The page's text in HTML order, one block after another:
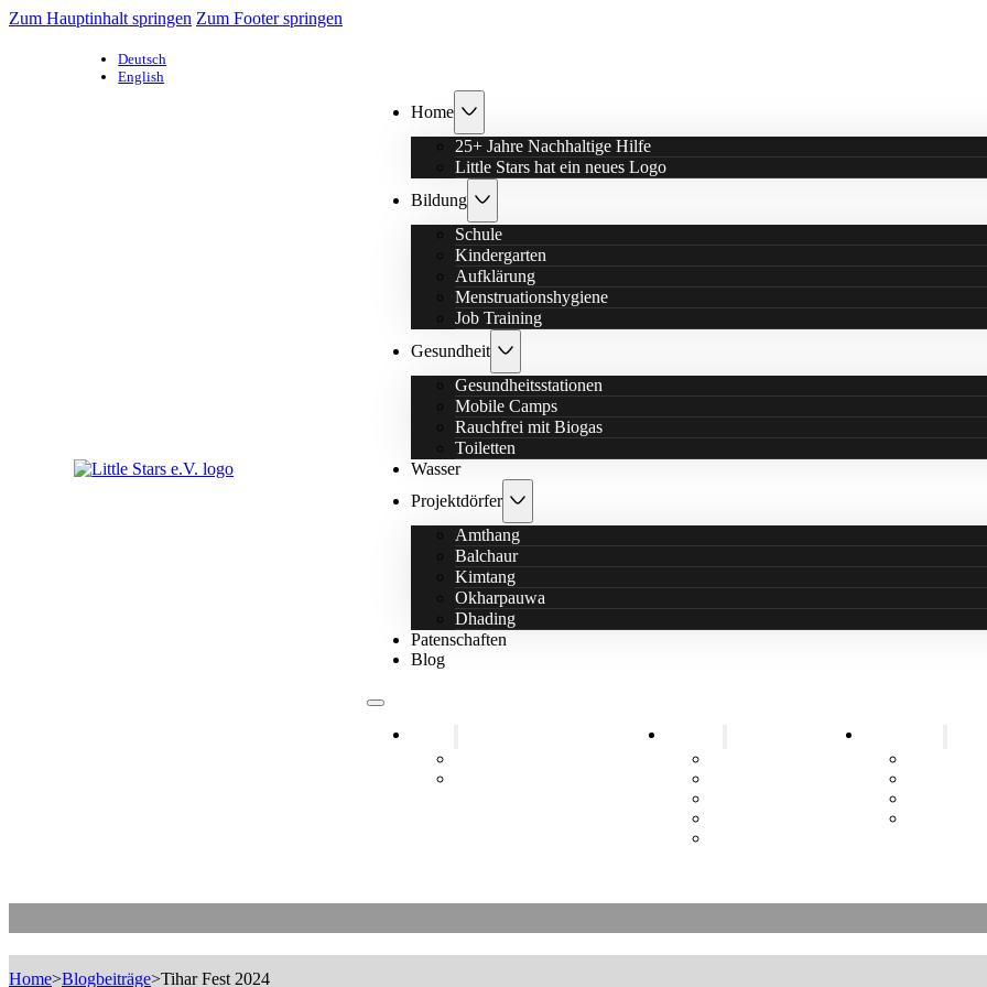
Zum Hauptinhalt springen Zum Footer springen
Deutsch
English
Home
25+ Jahre Nachhaltige Hilfe
Little Stars hat ein neues Logo
Bildung
Schule
Kindergarten
Aufklärung
Menstruationshygiene
Job Training
Gesundheit
Gesundheitsstationen
Mobile Camps
Rauchfrei mit Biogas
Toiletten
Wasser
Projektdörfer
Amthang
Balchaur
Kimtang
Okharpauwa
Dhading
Patenschaften
Blog
Home>Blogbeiträge>Tihar Fest 2024